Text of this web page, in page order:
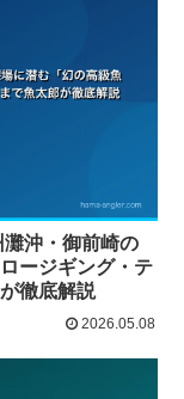
沖・御前崎の
ージギング・テ
徹底解説
2026.05.08